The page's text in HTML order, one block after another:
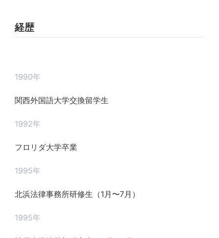
経歴
1990年
関西外国語大学交換留学生
1992年
フロリダ大学卒業
1995年
北浜法律事務所研修生（1月〜7月）
1995年